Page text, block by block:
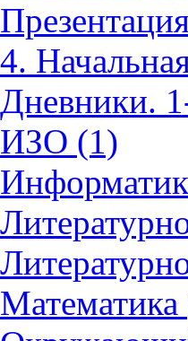
4.
Дневники.
ИЗО (1)
Математика